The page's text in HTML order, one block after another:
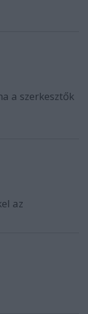
a szerkesztők
az